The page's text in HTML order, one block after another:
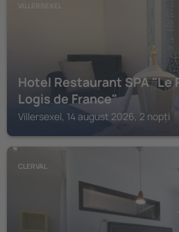
VILLERSEXEL
Hotel Restaurant SPA "Le
Logis de France"
Villersexel, 14 august 2026, 2 nopți
CLERVAL